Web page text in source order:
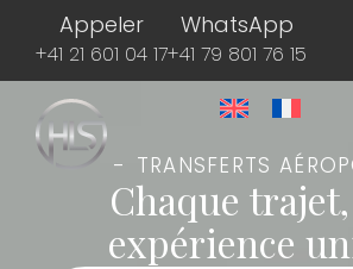
Appeler
+41 21 601 04 17
WhatsApp
+41 79 801 76 15
TRANSFERTS
Chaque
expérience